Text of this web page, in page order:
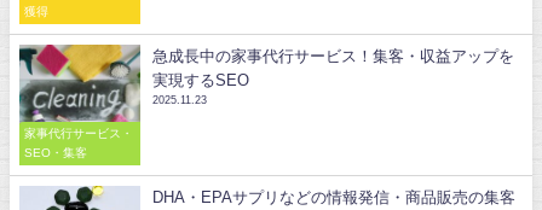
獲得
家事代行サービス・
SEO・集客
急成長中の家事代行サービス！集客・収益アップを
実現するSEO
2025.11.23
DHA・EPAサプリなどの情報発信・商品販売の集客